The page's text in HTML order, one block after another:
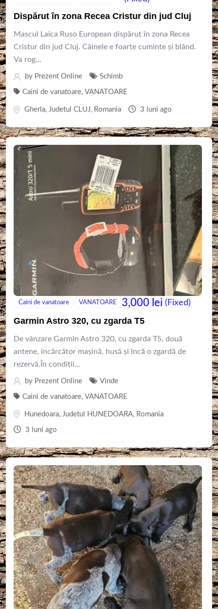
Dispărut în zona Recea Cristur din jud Cluj
Mascul Laica Ruso European dispărut în zona Recea
Cristur din jud Cluj. Câinele e foarte cuminte și blând.
Va rog...
by Prezent Online Schimb
Caini de vanatoare, VANATOARE
Gherla, Judetul CLUJ, Romania 3 luni ago
Caini de vanatoare VANATOARE 3,000 lei (Fixed)
Garmin Astro 320, cu zgarda T5
De vânzare Garmin Astro 320, cu zgarda T5, două
antene, încărcător mașină, husă și încă o zgardă de
rezervă.În condiții...
by Prezent Online Vinde
Caini de vanatoare, VANATOARE
Hunedoara, Judetul HUNEDOARA, Romania
3 luni ago